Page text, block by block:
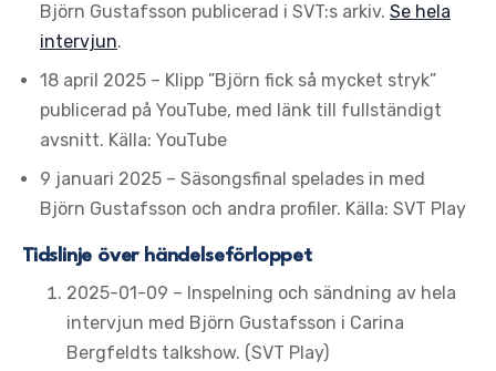
Björn Gustafsson publicerad i SVT:s arkiv. Se hela
intervjun.
18 april 2025 – Klipp ”Björn fick så mycket stryk”
publicerad på YouTube, med länk till fullständigt
avsnitt. Källa: YouTube
9 januari 2025 – Säsongsfinal spelades in med
Björn Gustafsson och andra profiler. Källa: SVT Play
Tidslinje över händelseförloppet
2025-01-09 – Inspelning och sändning av hela
intervjun med Björn Gustafsson i Carina
Bergfeldts talkshow. (SVT Play)